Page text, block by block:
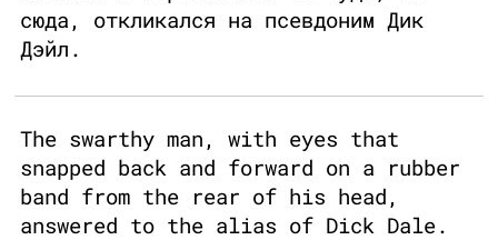
сюда, откликался на псевдоним Дик
Дэйл.
The swarthy man, with eyes that
snapped back and forward on a rubber
band from the rear of his head,
answered to the alias of Dick Dale.